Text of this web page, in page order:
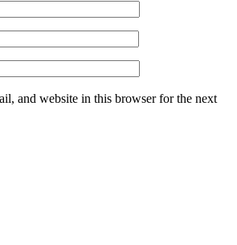
and website in this browser for the next